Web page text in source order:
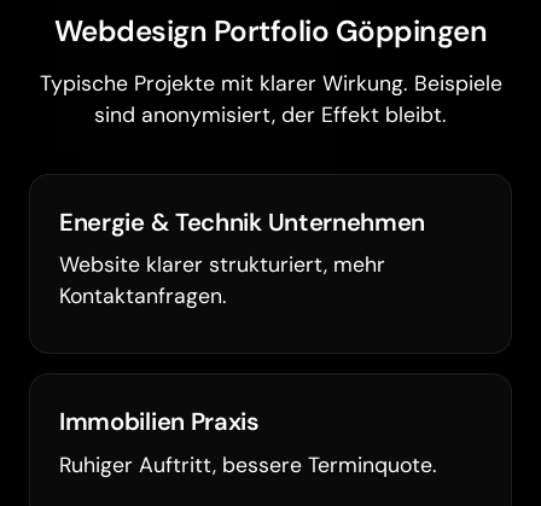
Webdesign Portfolio Göppingen
Typische Projekte mit klarer Wirkung. Beispiele
sind anonymisiert, der Effekt bleibt.
Energie & Technik Unternehmen
Website klarer strukturiert, mehr
Kontaktanfragen.
Immobilien Praxis
Ruhiger Auftritt, bessere Terminquote.